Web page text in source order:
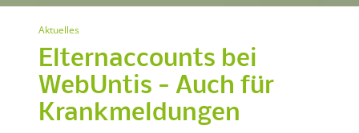
Aktuelles
Elternaccounts bei
WebUntis - Auch für
Krankmeldungen